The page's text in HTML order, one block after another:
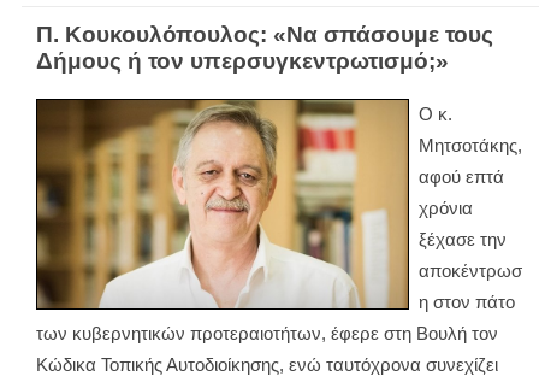
Π. Κουκουλόπουλος: «Να σπάσουμε τους
Δήμους ή τον υπερσυγκεντρωτισμό;»
Ο κ.
Μητσοτάκης,
αφού επτά
χρόνια
ξέχασε την
αποκέντρωσ
η στον πάτο
των κυβερνητικών προτεραιοτήτων, έφερε στη Βουλή τον
Κώδικα Τοπικής Αυτοδιοίκησης, ενώ ταυτόχρονα συνεχίζει